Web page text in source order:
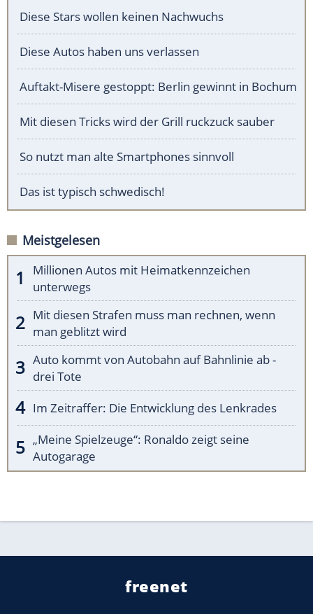
Diese Stars wollen keinen Nachwuchs
Diese Autos haben uns verlassen
Auftakt-Misere gestoppt: Berlin gewinnt in Bochum
Mit diesen Tricks wird der Grill ruckzuck sauber
So nutzt man alte Smartphones sinnvoll
Das ist typisch schwedisch!
Meistgelesen
Millionen Autos mit Heimatkennzeichen
unterwegs
Mit diesen Strafen muss man rechnen, wenn
man geblitzt wird
Auto kommt von Autobahn auf Bahnlinie ab -
drei Tote
Im Zeitraffer: Die Entwicklung des Lenkrades
„Meine Spielzeuge“: Ronaldo zeigt seine
Autogarage
freenet